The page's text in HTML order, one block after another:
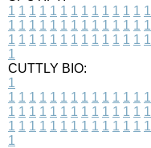
1 1 1 1 1 1 1 1 1 1 1 1 1 1
1 1 1 1 1 1 1 1 1 1 1 1 1 1
1 1 1 1 1 1 1 1 1 1 1 1 1 1
1
CUTTLY BIO:
1
1 1 1 1 1 1 1 1 1 1 1 1 1 1
1 1 1 1 1 1 1 1 1 1 1 1 1 1
1 1 1 1 1 1 1 1 1 1 1 1 1 1
1